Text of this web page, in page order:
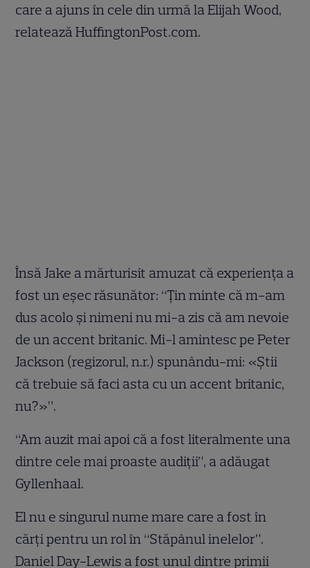
care a ajuns în cele din urmă la Elijah Wood,
relatează HuffingtonPost.com.
Însă Jake a mărturisit amuzat că experienţa a
fost un eşec răsunător: “Ţin minte că m-am
dus acolo şi nimeni nu mi-a zis că am nevoie
de un accent britanic. Mi-l amintesc pe Peter
Jackson (regizorul, n.r.) spunându-mi: «Ştii
că trebuie să faci asta cu un accent britanic,
nu?»”.
“Am auzit mai apoi că a fost literalmente una
dintre cele mai proaste audiţii”, a adăugat
Gyllenhaal.
El nu e singurul nume mare care a fost în
cărţi pentru un rol în “Stăpânul inelelor”.
Daniel Day-Lewis a fost unul dintre primii